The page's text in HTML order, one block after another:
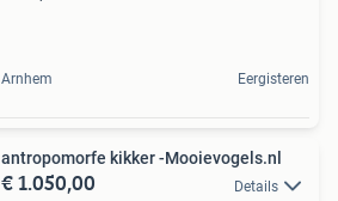
Arnhem Eergisteren
antropomorfe kikker -Mooievogels.nl
€ 1.050,00 Details